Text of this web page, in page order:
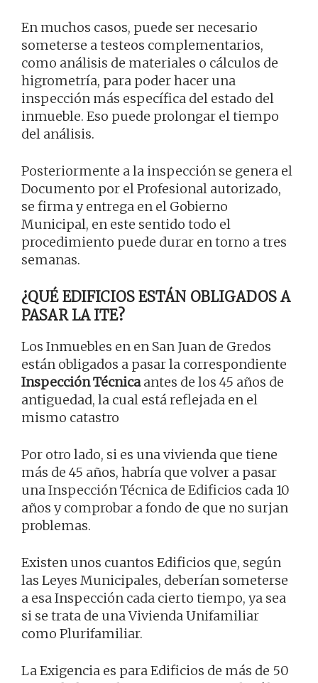
En muchos casos, puede ser necesario
someterse a testeos complementarios,
como análisis de materiales o cálculos de
higrometría, para poder hacer una
inspección más específica del estado del
inmueble. Eso puede prolongar el tiempo
del análisis.
Posteriormente a la inspección se genera el
Documento por el Profesional autorizado,
se firma y entrega en el Gobierno
Municipal, en este sentido todo el
procedimiento puede durar en torno a tres
semanas.
¿QUÉ EDIFICIOS ESTÁN OBLIGADOS A
PASAR LA ITE?
Los Inmuebles en en San Juan de Gredos
están obligados a pasar la correspondiente
Inspección Técnicaantes de los 45 años de
antiguedad, la cual está reflejada en el
mismo catastro
Por otro lado, si es una vivienda que tiene
más de 45 años, habría que volver a pasar
una Inspección Técnica de Edificios cada 10
años y comprobar a fondo de que no surjan
problemas.
Existen unos cuantos Edificios que, según
las Leyes Municipales, deberían someterse
a esa Inspección cada cierto tiempo, ya sea
si se trata de una Vivienda Unifamiliar
como Plurifamiliar.
La Exigencia es para Edificios de más de 50